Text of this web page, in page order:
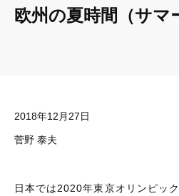
欧州の夏時間（サマ
2018年12月27日
菅野 泰夫
日本では2020年東京オリンピッ